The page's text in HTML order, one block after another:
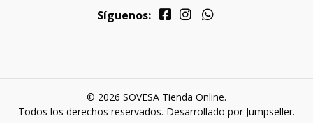
Síguenos:
© 2026 SOVESA Tienda Online.
Todos los derechos reservados. Desarrollado por Jumpseller.